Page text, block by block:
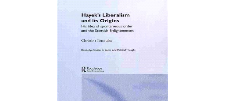
孩：黎曼猜想